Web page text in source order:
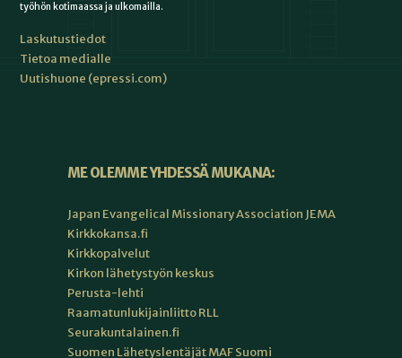
työhön kotimaassa ja ulkomailla.
Laskutustiedot
Tietoa medialle
Uutishuone (epressi.com)
ME OLEMME YHDESSÄ MUKANA:
Japan Evangelical Missionary Association JEMA
Kirkkokansa.fi
Kirkkopalvelut
Kirkon lähetystyön keskus
Perusta-lehti
Raamatunlukijainliitto RLL
Seurakuntalainen.fi
Suomen Lähetyslentäjät MAF Suomi